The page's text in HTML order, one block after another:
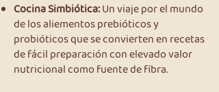
Cocina Simbiótica:Un viaje por el mundo
de los aliementos prebióticos y
probióticos que se convierten en recetas
de fácil preparación con elevado valor
nutricional como fuente de fibra.